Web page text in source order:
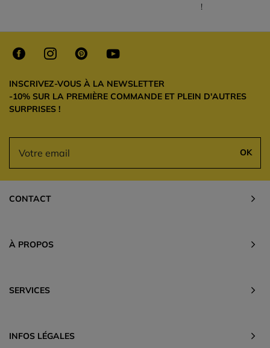
!
INSCRIVEZ-VOUS À LA NEWSLETTER
-10% SUR LA PREMIÈRE COMMANDE ET PLEIN D'AUTRES
SURPRISES !
OK
CONTACT
À PROPOS
SERVICES
INFOS LÉGALES